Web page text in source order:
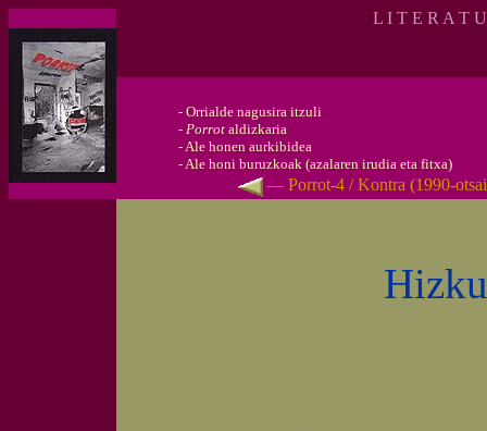
L I T E R A T
- Orrialde nagusira itzuli
- Porrot aldizkaria
-Ale honen aurkibidea
-Ale honi buruzkoak (azalaren irudia eta fitxa)
— Porrot-4 / Kontra (1990-